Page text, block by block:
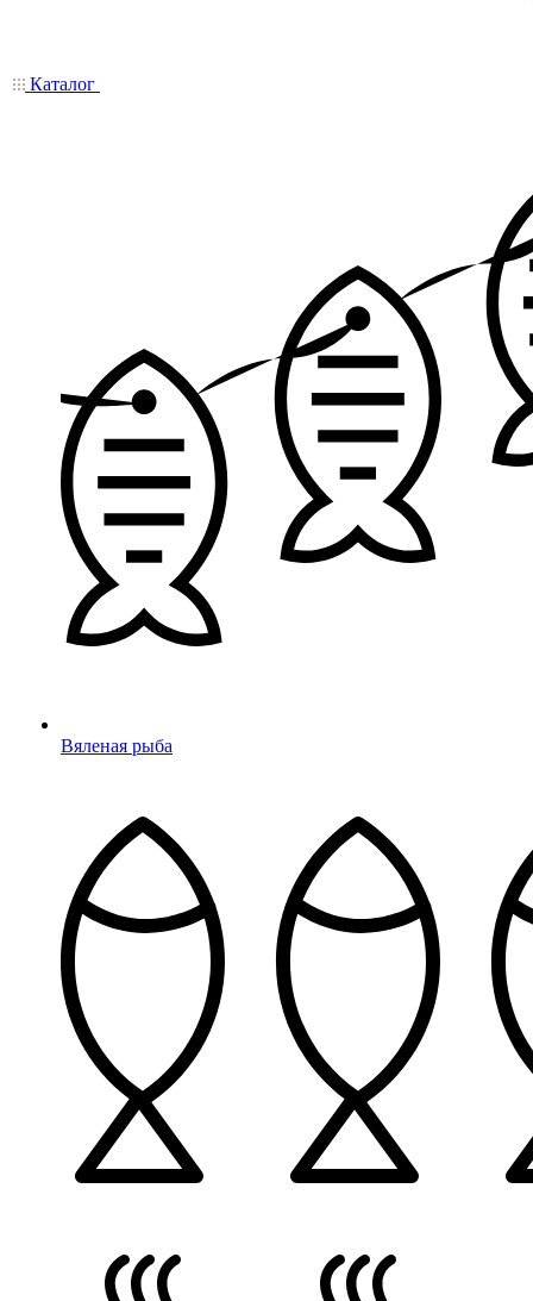
Каталог
Вяленая рыба